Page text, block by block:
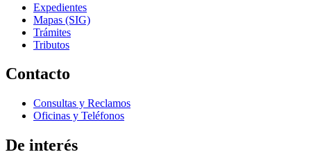
Expedientes
Mapas (SIG)
Trámites
Tributos
Contacto
Consultas y Reclamos
Oficinas y Teléfonos
De interés